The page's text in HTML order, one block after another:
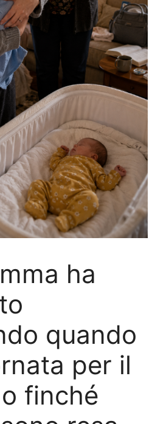
ha
quando
per il
finché